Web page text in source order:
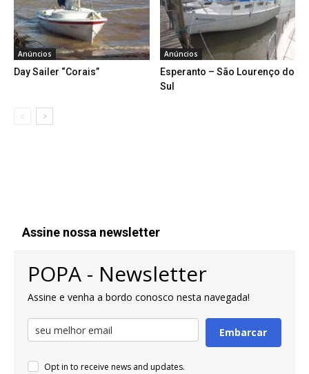
Anúncios
Day Sailer “Corais”
Anúncios
Esperanto – São Lourenço do
Sul
Assine nossa newsletter
POPA - Newsletter
Assine e venha a bordo conosco nesta navegada!
Embarcar
Opt in to receive news and updates.